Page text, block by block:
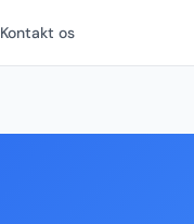
Kontakt os